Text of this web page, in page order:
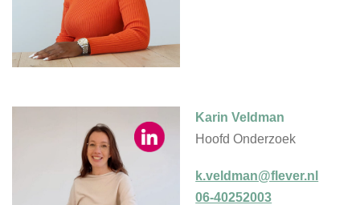
Karin Veldman
Hoofd Onderzoek
k.veldman@flever.nl
06-40252003